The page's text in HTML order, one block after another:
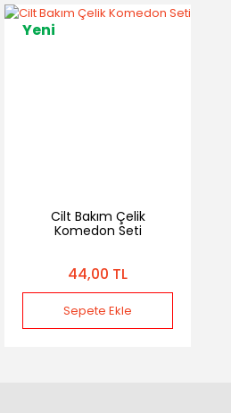
Yeni
Cilt Bakım Çelik
Komedon Seti
44,00 TL
Sepete Ekle